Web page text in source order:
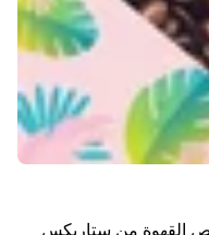
القهوة من ستاربكس